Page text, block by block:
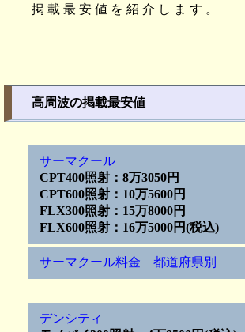
掲載最安値を紹介します。
高周波の掲載最安値
サーマクール
CPT400照射：8万3050円
CPT600照射：10万5600円
FLX300照射：15万8000円
FLX600照射：16万5000円(税込)
サーマクール料金 都道府県別
デンシティ